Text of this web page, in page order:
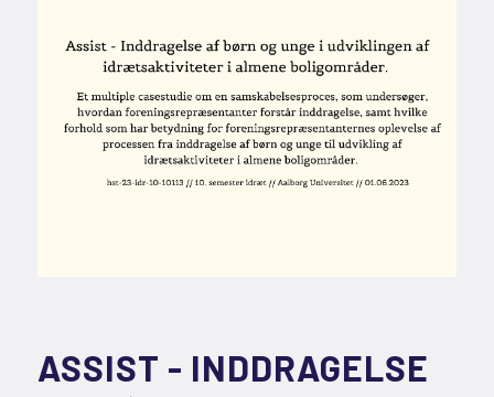
ASSIST - INDDRAGELSE